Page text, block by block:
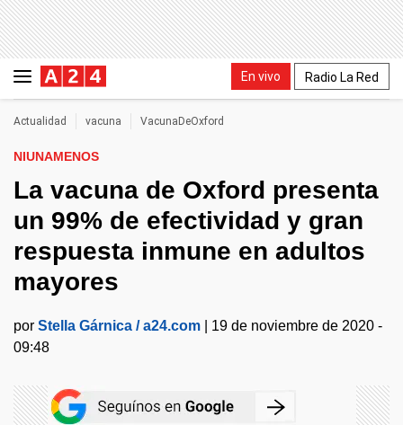
En vivo Radio La Red
Actualidad vacuna VacunaDeOxford
NIUNAMENOS
La vacuna de Oxford presenta
un 99% de efectividad y gran
respuesta inmune en adultos
mayores
por Stella Gárnica / a24.com
19 de noviembre de 2020 -
09:48